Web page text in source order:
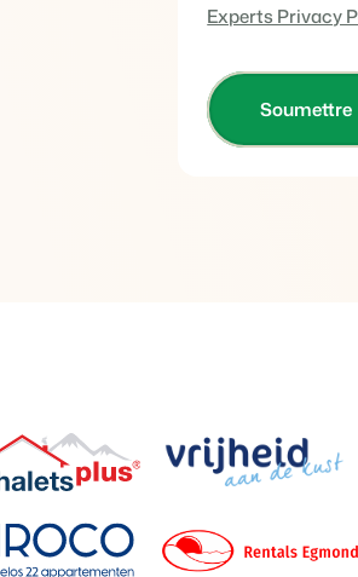
Attirez des prospects
BEX Linguistique
Accueillez vos clients
Solution reporting
Faites notre
Trust Center
La confiance chez
À propos de nous
Experts Privacy